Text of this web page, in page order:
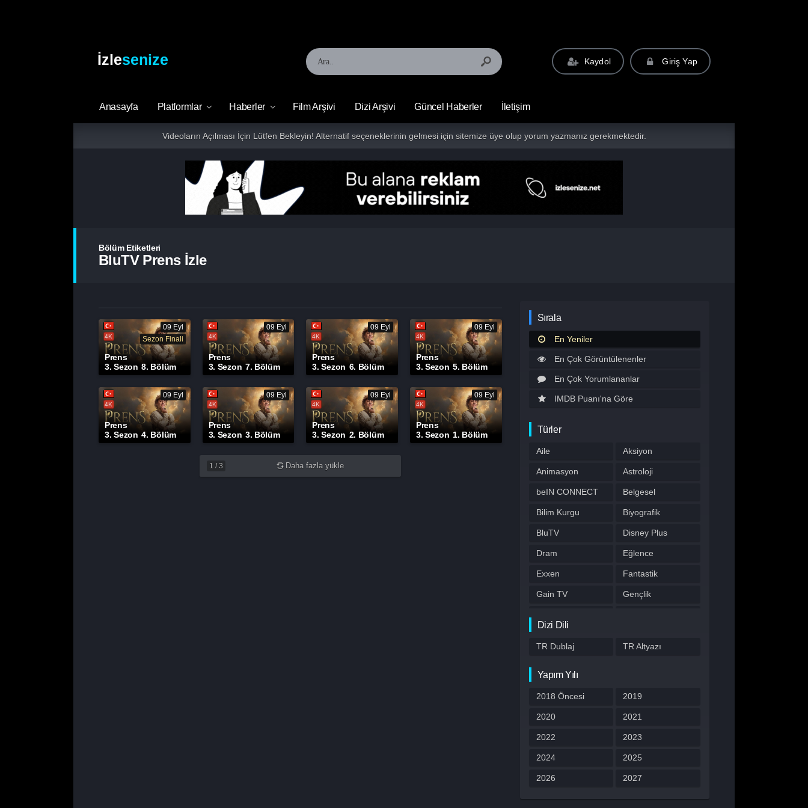
İzlesenize Kaydol Giriş Yap
Anasayfa Platformlar Haberler Film Arşivi Dizi Arşivi Güncel Haberler İletişim
Videoların Açılması İçin Lütfen Bekleyin! Alternatif seçeneklerinin gelmesi için sitemize üye olup yorum yazmanız gerekmektedir.
Bölüm Etiketleri
BluTV Prens İzle
4K Sezon Finali
09 Eyl
Prens
3. Sezon 8. Bölüm
4K
09 Eyl
Prens
3. Sezon 7. Bölüm
4K
09 Eyl
Prens
3. Sezon 6. Bölüm
4K
09 Eyl
Prens
3. Sezon 5. Bölüm
4K
09 Eyl
Prens
3. Sezon 4. Bölüm
4K
09 Eyl
Prens
3. Sezon 3. Bölüm
4K
09 Eyl
Prens
3. Sezon 2. Bölüm
4K
09 Eyl
Prens
3. Sezon 1. Bölüm
1 / 3 Daha fazla yükle
Sırala
En Yeniler
En Çok Görüntülenenler
En Çok Yorumlananlar
IMDB Puanı'na Göre
Türler
Aile Aksiyon
Animasyon Astroloji
beIN CONNECT Belgesel
Bilim Kurgu Biyografik
BluTV Disney Plus
Dram Eğlence
Exxen Fantastik
Gain TV Gençlik
Kore Dizileri
Korku Macera
Müzik Müzikal
Netflix Otomobil
Polisiye Prime Video
Program Reality
Romantik Savaş
Dizi Dili
TR Dublaj TR Altyazı
Yapım Yılı
2018 Öncesi 2019
2020 2021
2022 2023
2024 2025
2026 2027